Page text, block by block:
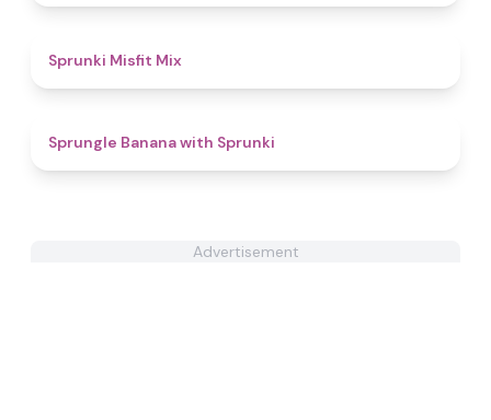
Sprunki Misfit Mix
Sprungle Banana with Sprunki
Advertisement